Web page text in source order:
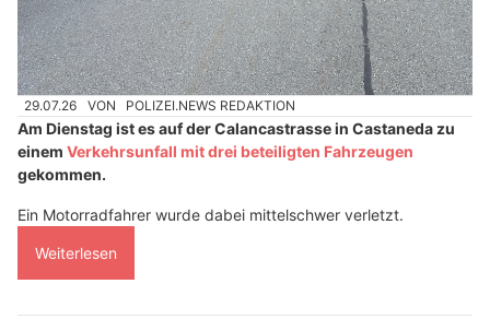
29.07.26 VON POLIZEI.NEWS REDAKTION
Am Dienstag ist es auf der Calancastrasse in Castaneda zu
einem Verkehrsunfall mit drei beteiligten Fahrzeugen
gekommen.
Ein Motorradfahrer wurde dabei mittelschwer verletzt.
Weiterlesen